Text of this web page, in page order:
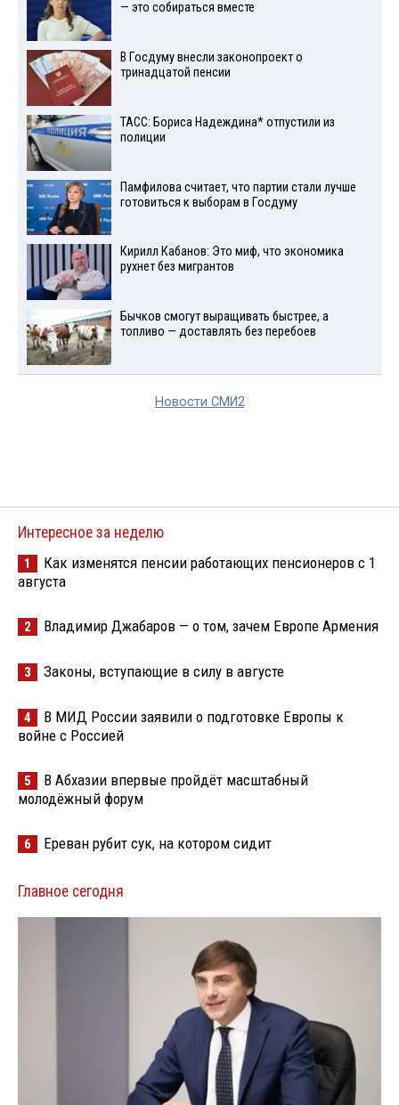
— это собираться вместе
В Госдуму внесли законопроект о
тринадцатой пенсии
ТАСС: Бориса Надеждина* отпустили из
полиции
Памфилова считает, что партии стали лучше
готовиться к выборам в Госдуму
Кирилл Кабанов: Это миф, что экономика
рухнет без мигрантов
Бычков смогут выращивать быстрее, а
топливо — доставлять без перебоев
Новости СМИ2
Интересное за неделю
1
Как изменятся пенсии работающих пенсионеров с 1
августа
2 Владимир Джабаров — о том, зачем Европе Армения
3 Законы, вступающие в силу в августе
4
В МИД России заявили о подготовке Европы к
войне с Россией
5
В Абхазии впервые пройдёт масштабный
молодёжный форум
6 Ереван рубит сук, на котором сидит
Главное сегодня